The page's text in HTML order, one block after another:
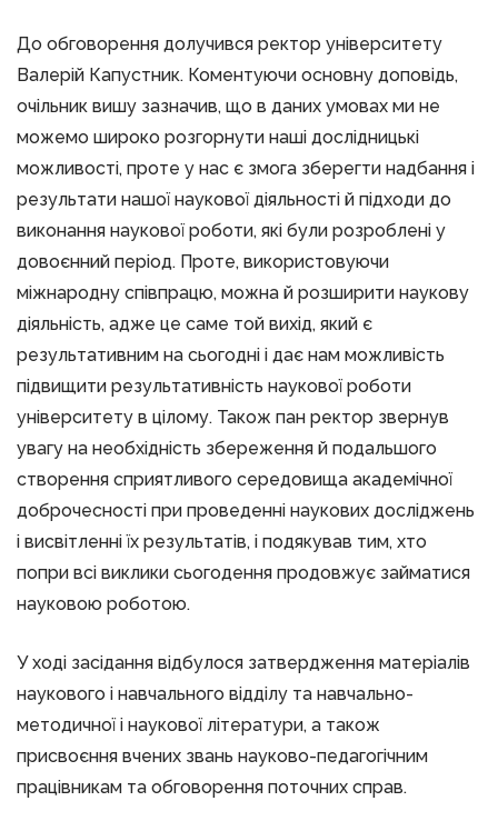
До обговорення долучився ректор університету
Валерій Капустник. Коментуючи основну доповідь,
очільник вишу зазначив, що в даних умовах ми не
можемо широко розгорнути наші дослідницькі
можливості, проте у нас є змога зберегти надбання і
результати нашої наукової діяльності й підходи до
виконання наукової роботи, які були розроблені у
довоєнний період. Проте, використовуючи
міжнародну співпрацю, можна й розширити наукову
діяльність, адже це саме той вихід, який є
результативним на сьогодні і дає нам можливість
підвищити результативність наукової роботи
університету в цілому. Також пан ректор звернув
увагу на необхідність збереження й подальшого
створення сприятливого середовища академічної
доброчесності при проведенні наукових досліджень
і висвітленні їх результатів, і подякував тим, хто
попри всі виклики сьогодення продовжує займатися
науковою роботою.
У ході засідання відбулося затвердження матеріалів
наукового і навчального відділу та навчально-
методичної і наукової літератури, а також
присвоєння вчених звань науково-педагогічним
працівникам та обговорення поточних справ.